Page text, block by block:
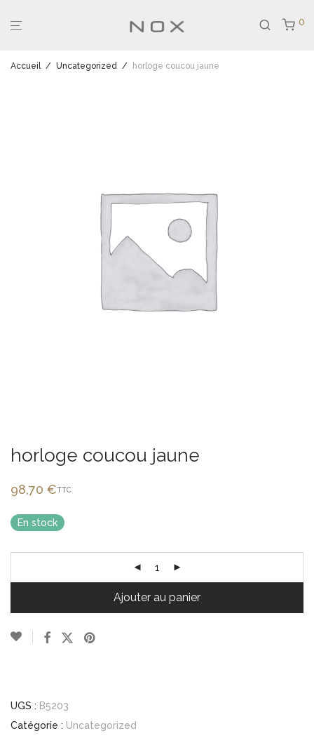
0
Accueil / Uncategorized / horloge coucou jaune
horloge coucou jaune
98,70 €TTC
En stock
Ajouter au panier
UGS : B5203
Catégorie : Uncategorized